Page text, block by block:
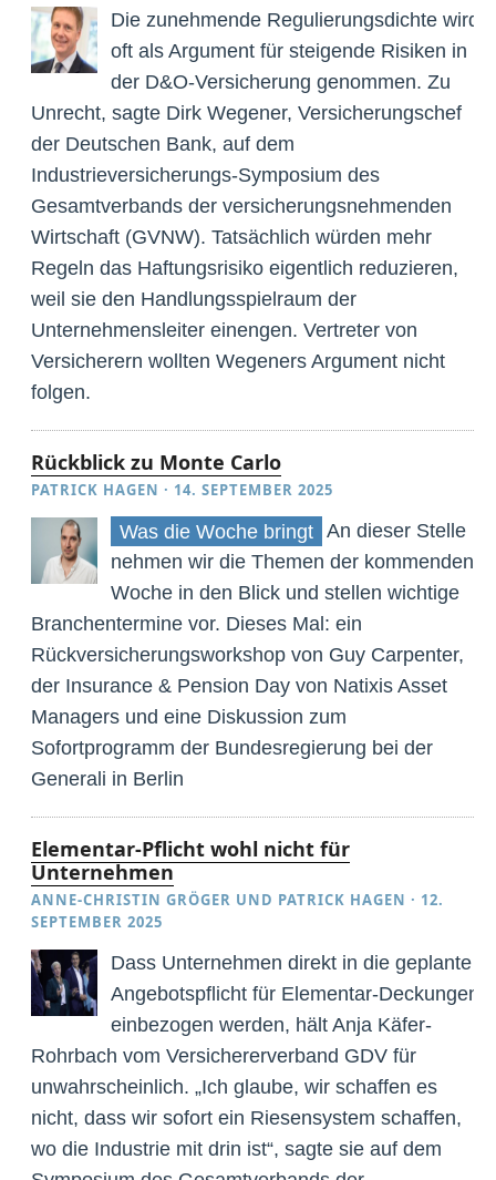
Die zunehmende Regulierungsdichte wird
oft als Argument für steigende Risiken in
der D&O-Versicherung genommen. Zu
Unrecht, sagte Dirk Wegener, Versicherungschef
der Deutschen Bank, auf dem
Industrieversicherungs-Symposium des
Gesamtverbands der versicherungsnehmenden
Wirtschaft (GVNW). Tatsächlich würden mehr
Regeln das Haftungsrisiko eigentlich reduzieren,
weil sie den Handlungsspielraum der
Unternehmensleiter einengen. Vertreter von
Versicherern wollten Wegeners Argument nicht
folgen.
Rückblick zu Monte Carlo
PATRICK HAGEN · 14. SEPTEMBER 2025
Was die Woche bringt An dieser Stelle
nehmen wir die Themen der kommenden
Woche in den Blick und stellen wichtige
Branchentermine vor. Dieses Mal: ein
Rückversicherungsworkshop von Guy Carpenter,
der Insurance & Pension Day von Natixis Asset
Managers und eine Diskussion zum
Sofortprogramm der Bundesregierung bei der
Generali in Berlin
Elementar-Pflicht wohl nicht für
Unternehmen
ANNE-CHRISTIN GRÖGER UND PATRICK HAGEN · 12.
SEPTEMBER 2025
Dass Unternehmen direkt in die geplante
Angebotspflicht für Elementar-Deckungen
einbezogen werden, hält Anja Käfer-
Rohrbach vom Versichererverband GDV für
unwahrscheinlich. „Ich glaube, wir schaffen es
nicht, dass wir sofort ein Riesensystem schaffen,
wo die Industrie mit drin ist“, sagte sie auf dem